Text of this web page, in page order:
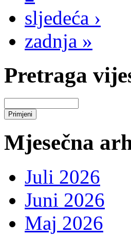
sljedeća ›
zadnja »
Pretraga
Mjesečna
Juli 2026
Juni 2026
Maj 2026